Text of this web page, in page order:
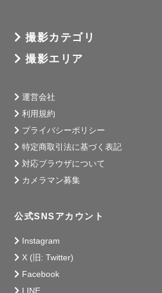
・2019年1月　ラブグラフカメラマ
目）
▫️社内での主な実績▫️
・2019年七五三賞　優秀賞
・2020年成人式ポスター採用
・ウェディングフォトカタログ「街
撮影カテゴリ
撮影エリア
運営会社
利用規約
プライバシーポリシー
特定商取引法に基づく表記
対応ブラウザについて
カメラマン募集
公式SNSアカウント
Instagram
X (旧: Twitter)
Facebook
LINE